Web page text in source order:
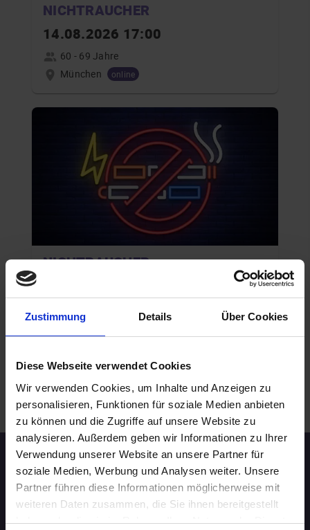
Zustimmung Details Über Cookies
Diese Webseite verwendet Cookies
Wir verwenden Cookies, um Inhalte und Anzeigen zu
personalisieren, Funktionen für soziale Medien anbieten
zu können und die Zugriffe auf unsere Website zu
analysieren. Außerdem geben wir Informationen zu Ihrer
Verwendung unserer Website an unsere Partner für
soziale Medien, Werbung und Analysen weiter. Unsere
Partner führen diese Informationen möglicherweise mit
weiteren Daten zusammen, die Sie ihnen bereitgestellt
haben oder die sie im Rahmen Ihrer Nutzung der Dienste
NICHTRAUCHER
14.08.2026 17:00
60 - 69 Jahre
München
online
NICHTRAUCHER
München
WEITERE EVENTS IN MÜNCHEN .
Speed-Dating Events
ÜBERSICHT